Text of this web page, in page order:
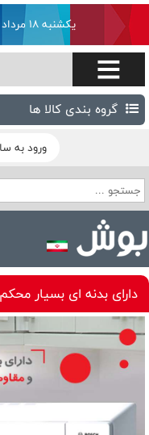
یکشنبه ۱۸ مرداد ۱۴۰۵ | Sunday 9 August 2026
گروه بندی کالا ها
ورود به
دارای بدنه ای بسیار